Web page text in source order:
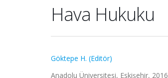
Hava Hukuku
Göktepe H. (Editör)
Anadolu Üniversitesi, Eskişehir, 2016